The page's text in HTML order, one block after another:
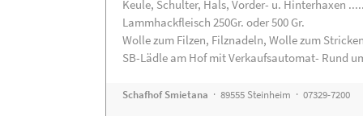
Keule, Schulter, Hals, Vorder- u. Hinterhaxen
Lammhackfleisch 250Gr. oder 500 Gr.
Wolle zum Filzen, Filznadeln, Wolle zum
SB-Lädle am Hof mit Verkaufsautomat- Rund
Schafhof Smietana · 89555 Steinheim · 07329-7200